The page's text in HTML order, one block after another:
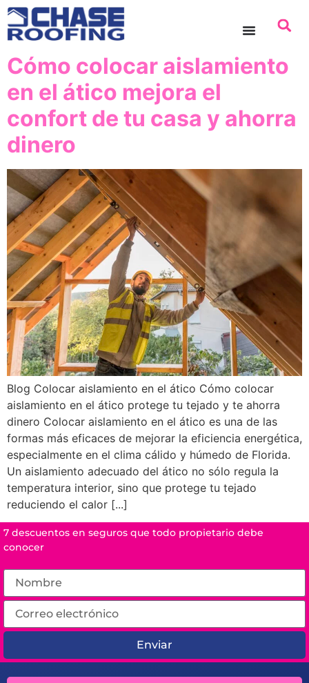
contenido
Cómo colocar aislamiento
en el ático mejora el
confort de tu casa y ahorra
dinero
Blog Colocar aislamiento en el ático Cómo colocar
aislamiento en el ático protege tu tejado y te ahorra
dinero Colocar aislamiento en el ático es una de las
formas más eficaces de mejorar la eficiencia energética,
especialmente en el clima cálido y húmedo de Florida.
Un aislamiento adecuado del ático no sólo regula la
temperatura interior, sino que protege tu tejado
reduciendo el calor [...]
7 descuentos en seguros que todo propietario debe
conocer
Enviar